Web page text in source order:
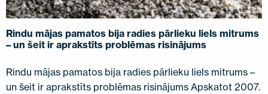
Rindu mājas pamatos bija radies pārlieku liels mitrums
– un šeit ir aprakstīts problēmas risinājums
Rindu mājas pamatos bija radies pārlieku liels mitrums –
un šeit ir aprakstīts problēmas risinājums Apskatot 2007.